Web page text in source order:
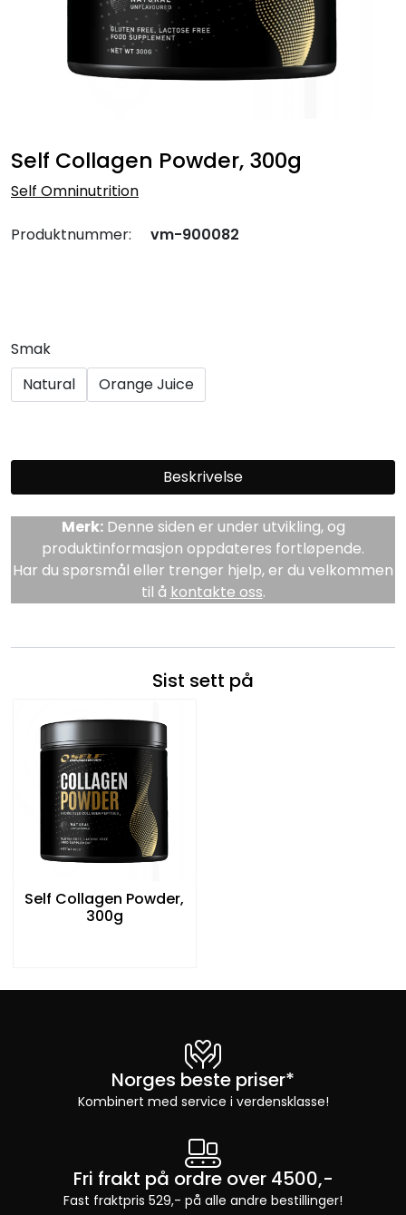
Self Collagen Powder, 300g
Self Omninutrition
Produktnummer: vm-900082
Smak
Natural
Orange Juice
Beskrivelse
Merk:Denne siden er under utvikling, og
produktinformasjon oppdateres fortløpende.
Har du spørsmål eller trenger hjelp, er du velkommen
til å kontakte oss.
Sist sett på
Self Collagen Powder,
300g
Norges beste priser*
Kombinert med service i verdensklasse!
Fri frakt på ordre over 4500,-
Fast fraktpris 529,- på alle andre bestillinger!